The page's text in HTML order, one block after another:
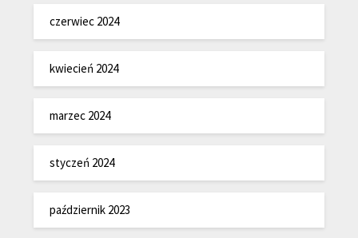
czerwiec 2024
kwiecień 2024
marzec 2024
styczeń 2024
październik 2023